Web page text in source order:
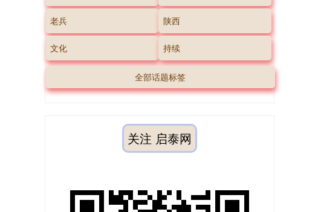
老兵 陕西
文化 持续
全部话题标签
关注 启泰网